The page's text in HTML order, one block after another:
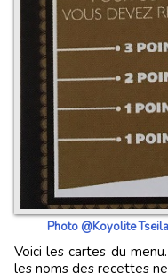
Photo @Koyolite
Voici les cartes du menu. Comme vous pourrez le constater,
les noms des recettes